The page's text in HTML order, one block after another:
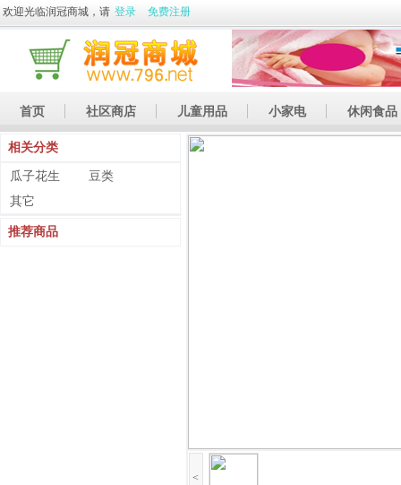
欢迎光临润冠商城，请 登录 免费注册
首页 社区商店 儿童用品 小家电 休闲食品
休闲娱乐 土特产
相关分类
瓜子花生
豆类
其它
推荐商品
<